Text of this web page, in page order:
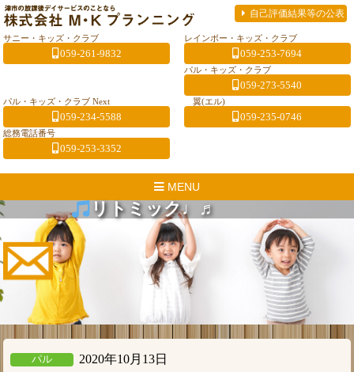
自己評価結果等の公表
サニー・キッズ・クラブ
059-261-9832
レインボー・キッズ・クラブ
059-253-7694
パル・キッズ・クラブ
059-273-5540
パル・キッズ・クラブ Next
059-234-5588
翼(エル)
059-235-0746
総務電話番号
059-253-3352
MENU
リトミック♩♬
パル 2020年10月13日